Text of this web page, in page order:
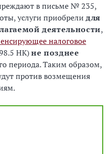
в письме № 235,
услуги приобрели для
деятельности,
налоговое
НК)не позднее
периода. Таким образом,
против возмещения